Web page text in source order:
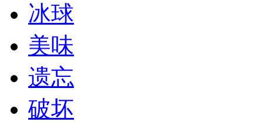
冰球
美味
遗忘
破坏